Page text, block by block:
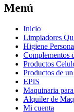
Menú
Inicio
Limpiadores
Higiene
Complementos
Productos
Productos de
EPIS
Maquinaria
Alquiler de
Mi cuenta